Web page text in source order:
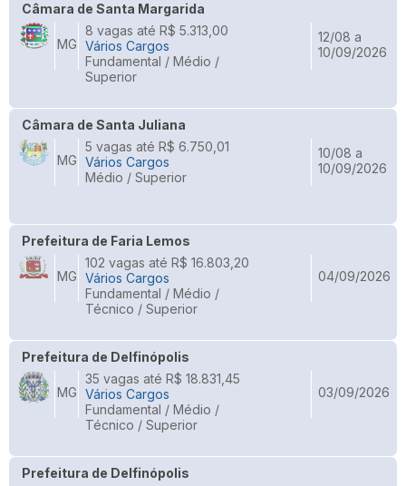
Câmara de Santa Margarida
MG
8 vagas até R$ 5.313,00
Vários Cargos
Fundamental / Médio /
Superior
12/08 a
10/09/2026
Câmara de Santa Juliana
MG
5 vagas até R$ 6.750,01
Vários Cargos
Médio / Superior
10/08 a
10/09/2026
Prefeitura de Faria Lemos
MG
102 vagas até R$ 16.803,20
Vários Cargos
Fundamental / Médio /
Técnico / Superior
04/09/2026
Prefeitura de Delfinópolis
MG
35 vagas até R$ 18.831,45
Vários Cargos
Fundamental / Médio /
Técnico / Superior
03/09/2026
Prefeitura de Delfinópolis